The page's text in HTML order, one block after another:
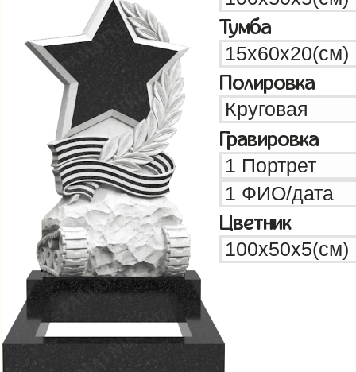
Тумба
Полировка
Гравировка
Цветник